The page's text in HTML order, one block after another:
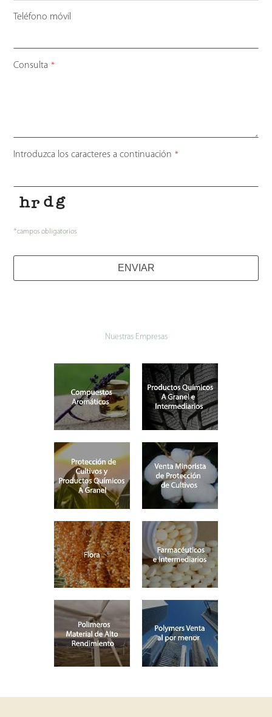
Teléfono móvil
Your
Consulta *
Introduzca los caracteres a continuación *
*campos obligatorios
ENVIAR
Nuestras Empresas